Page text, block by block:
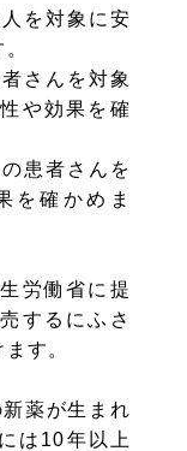
を対象に安
さんを対象
や効果を確
患者さんを
を確かめま
労働省に提
するにふさ
す。
薬が生まれ
は10年以上